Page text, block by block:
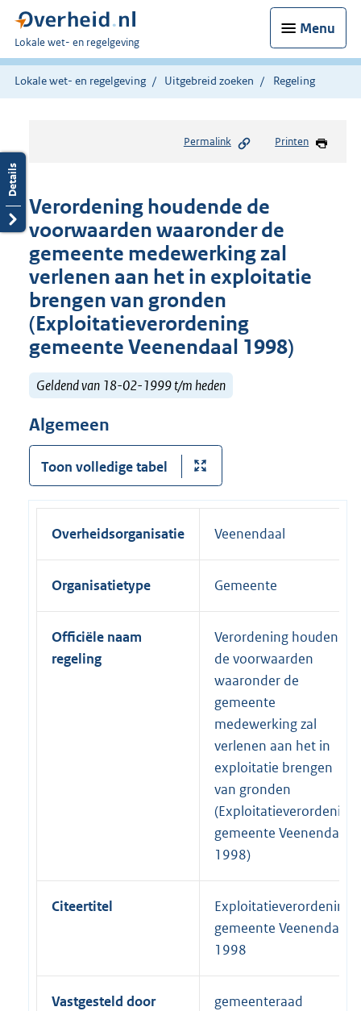
Menu
U
bent
hier:
Lokale wet- en regelgeving
Lokale wet- en regelgeving Uitgebreid zoeken Regeling
Permalink Printen
Verordening houdende de
voorwaarden waaronder de
gemeente medewerking zal
verlenen aan het in exploitatie
brengen van gronden
(Exploitatieverordening
gemeente Veenendaal 1998)
Geldend van 18-02-1999 t/m heden
Algemeen
Toon volledige tabel
Overheidsorganisatie Veenendaal
Organisatietype Gemeente
Officiële naam
regeling
Verordening houdende
de voorwaarden
waaronder de
gemeente
medewerking zal
verlenen aan het in
exploitatie brengen
van gronden
(Exploitatieverordening
gemeente Veenendaal
1998)
Citeertitel
Exploitatieverordening
gemeente Veenendaal
1998
Vastgesteld door gemeenteraad